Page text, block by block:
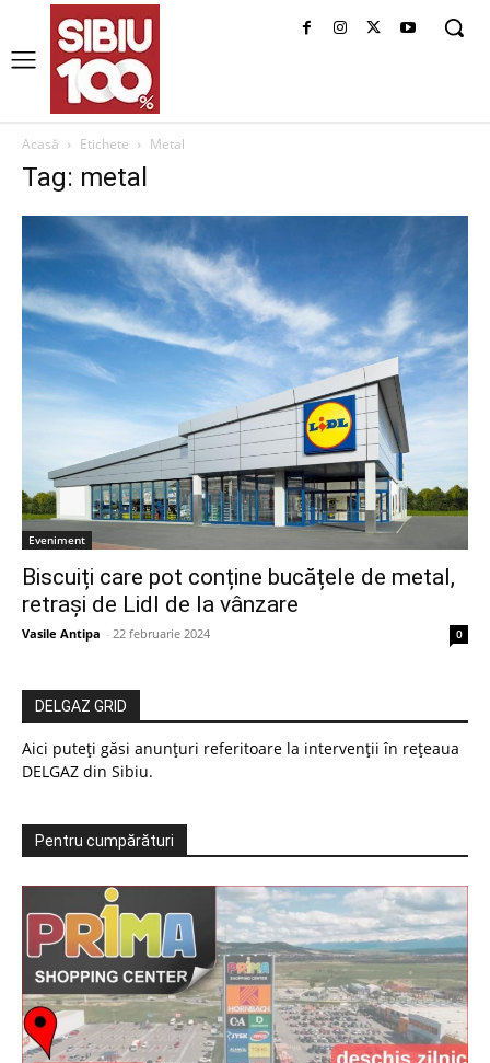
Acasă Etichete Metal
Tag: metal
Eveniment
Biscuiți care pot conține bucățele de metal,
retrași de Lidl de la vânzare
Vasile Antipa - 22 februarie 2024 0
DELGAZ GRID
Aici puteți găsi anunțuri referitoare la intervenții în rețeaua
DELGAZ din Sibiu.
Pentru cumpărături